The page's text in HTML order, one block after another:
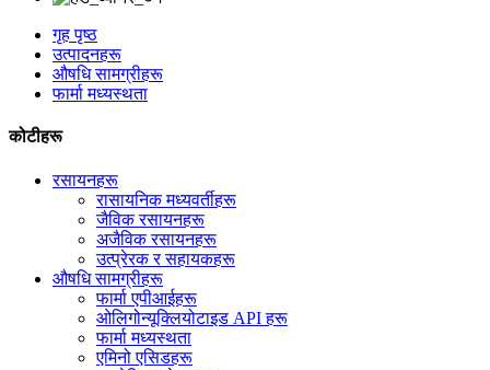
गृह पृष्ठ
उत्पादनहरू
औषधि सामग्रीहरू
फार्मा मध्यस्थता
कोटीहरू
रसायनहरू
रासायनिक मध्यवर्तीहरू
जैविक रसायनहरू
अजैविक रसायनहरू
उत्प्रेरक र सहायकहरू
औषधि सामग्रीहरू
फार्मा एपीआईहरू
ओलिगोन्यूक्लियोटाइड API हरू
फार्मा मध्यस्थता
एमिनो एसिडहरू